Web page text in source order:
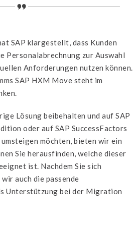
SAP klargestellt, dass Kunden
Personalabrechnung zur Auswahl
Anforderungen nutzen können.
SAP HXM Move steht im
Lösung beibehalten und auf SAP
oder auf SAP SuccessFactors
möchten, bieten wir ein
Sie herausfinden, welche dieser
ist. Nachdem Sie sich
auch die passende
Unterstützung bei der Migration